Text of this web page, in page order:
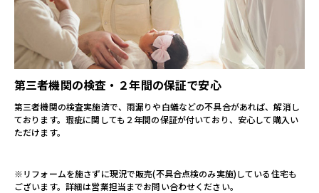
第三者機関の検査・２年間の保証で安心
第三者機関の検査実施済で、雨漏りや白蟻などの不具合があれば、解消し
ております。 瑕疵に関しても２年間の保証が付いており、安心して購入い
ただけます。
※リフォームを施さずに現況で販売(不具合点検のみ実施)している住宅も
ございます。詳細は営業担当までお問い合わせください。